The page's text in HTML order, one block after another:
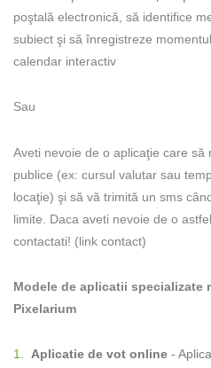
poştală electronică, să identifice
subiect şi să înregistreze
calendar interactiv
Sau
Aveti nevoie de o aplicaţie care să
publice (ex: cursul valutar sau
locaţie) şi să vă trimită un sms
limite. Daca aveti nevoie de o
contactati! (link contact)
Modele de aplicatii specializate
Pixelarium
Aplicatie de vot online -